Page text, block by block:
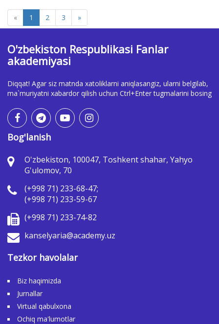
« 1 2 3 »
O'zbekiston Respublikasi Fanlar
akademiyasi
Diqqat! Agar siz matnda xatoliklarni aniqlasangiz, ularni belgilab,
ma`muriyatni xabardor qilish uchun Ctrl+Enter tugmalarini bosing
Bog'lanish
O'zbekiston, 100047, Toshkent shahar, Yahyo
G'ulomov, 70
(+998 71) 233-68-47;
(+998 71) 233-59-67
(+998 71) 233-74-82
kanselyaria@academy.uz
Tezkor havolalar
Biz haqimizda
Jurnallar
Virtual qabulxona
Ochiq ma'lumotlar